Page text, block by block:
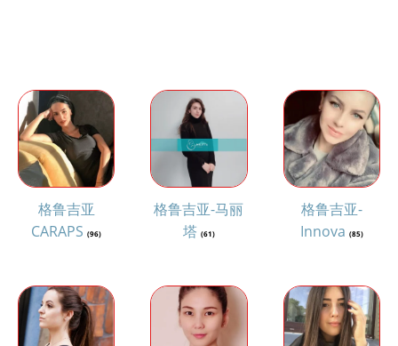
格鲁吉亚
CARAPS(96)
格鲁吉亚-马丽
塔 (61)
格鲁吉亚-
Innova (85)